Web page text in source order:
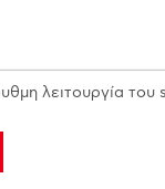
- All rights reserved
λειτουργία του